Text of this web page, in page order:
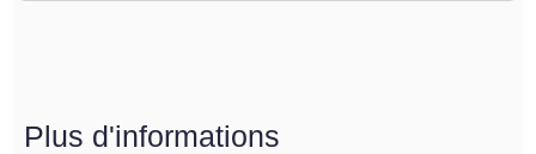
Plus d'informations